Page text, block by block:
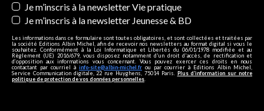
Je m’inscris à la newsletter Vie pratique
Je m’inscris à la newsletter Jeunesse & BD
Les informations dans ce formulaire sont toutes obligatoires, et sont collectées et traitées par
la société Editions Albin Michel, afin de recevoir nos newsletters au format digital si vous le
souhaitez. Conformément à la Loi Informatique et Libertés du 06/01/1978 modifiée et au
Règlement (UE) 2016/679, vous disposez notamment d'un droit d'accès, de rectification et
d’opposition aux informations vous concernant. Vous pouvez exercer ces droits en nous
contactant par courriel à info-site@albin-michel.fr ou par courrier à Editions Albin Michel,
Service Communication digitale, 22 rue Huyghens, 75014 Paris. Plus d’information sur notre
politique de protection de vos données personnelles